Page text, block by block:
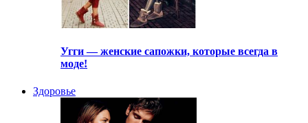
Угги — женские сапожки, которые всегда в
моде!
Здоровье